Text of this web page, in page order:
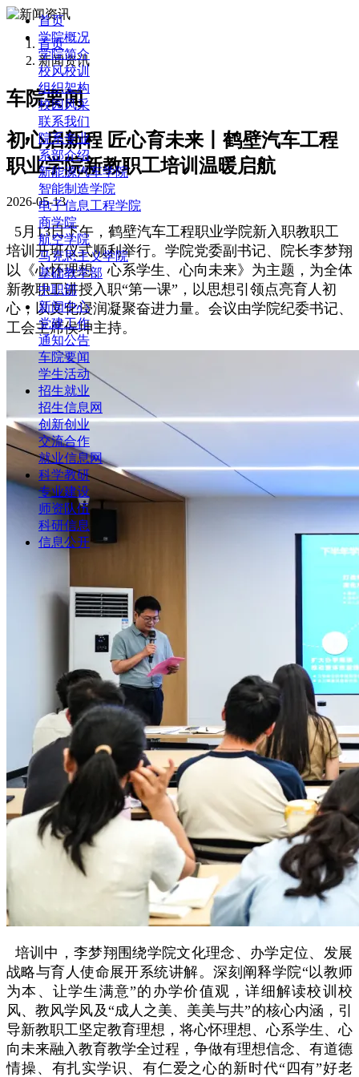
首页
学院概况
学院简介
校风校训
组织架构
校园风采
联系我们
院系专业
系部介绍
新能源汽车学院
智能制造学院
电子信息工程学院
商学院
航空学院
马克思主义学院
基础教学部
中职部
新闻中心
党建工作
通知公告
车院要闻
学生活动
招生就业
招生信息网
创新创业
交流合作
就业信息网
科学教研
专业建设
师资队伍
科研信息
信息公开
首页
新闻资讯
车院要闻
初心启新程 匠心育未来丨鹤壁汽车工程
职业学院新教职工培训温暖启航
2026-05-13
5月13日下午，鹤壁汽车工程职业学院新入职教职工
培训开班仪式顺利举行。学院党委副书记、院长李梦翔
以《心怀理想、心系学生、心向未来》为主题，为全体
新教职工讲授入职“第一课”，以思想引领点亮育人初
心，以文化浸润凝聚奋进力量。会议由学院纪委书记、
工会主席侯坤主持。
培训中，李梦翔围绕学院文化理念、办学定位、发展
战略与育人使命展开系统讲解。深刻阐释学院“以教师
为本、让学生满意”的办学价值观，详细解读校训校
风、教风学风及“成人之美、美美与共”的核心内涵，引
导新教职工坚定教育理想，将心怀理想、心系学生、心
向未来融入教育教学全过程，争做有理想信念、有道德
情操、有扎实学识、有仁爱之心的新时代“四有”好老